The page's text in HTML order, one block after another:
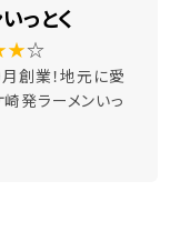
っとく
☆
創業！地元に愛
発ラーメンいっ